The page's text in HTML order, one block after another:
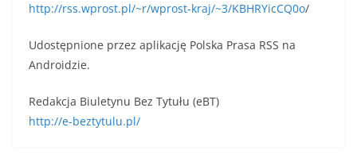
http://rss.wprost.pl/~r/wprost-kraj/~3/KBHRYicCQ0o/
Udostępnione przez aplikację Polska Prasa RSS na
Androidzie.
Redakcja Biuletynu Bez Tytułu (eBT)
http://e-beztytulu.pl/